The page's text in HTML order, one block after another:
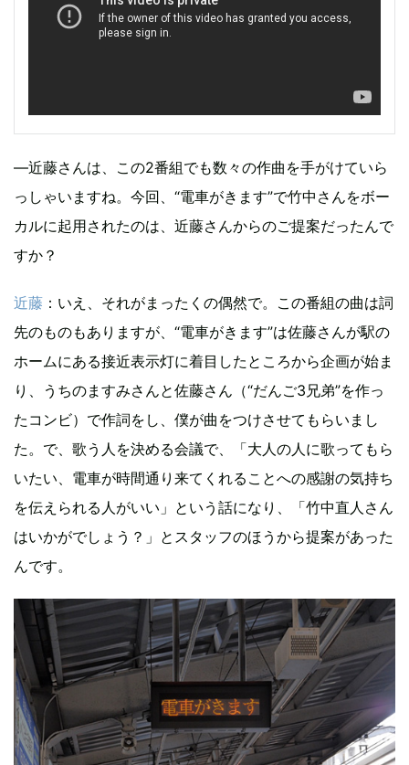
―近藤さんは、この2番組でも数々の作曲を手がけていら
っしゃいますね。今回、“電車がきます”で竹中さんをボー
カルに起用されたのは、近藤さんからのご提案だったんで
すか？
近藤 ：いえ、それがまったくの偶然で。この番組の曲は詞
先のものもありますが、“電車がきます”は佐藤さんが駅の
ホームにある接近表示灯に着目したところから企画が始ま
り、うちのますみさんと佐藤さん（“だんご3兄弟”を作っ
たコンビ）で作詞をし、僕が曲をつけさせてもらいまし
た。で、歌う人を決める会議で、「大人の人に歌ってもら
いたい、電車が時間通り来てくれることへの感謝の気持ち
を伝えられる人がいい」という話になり、「竹中直人さん
はいかがでしょう？」とスタッフのほうから提案があった
んです。